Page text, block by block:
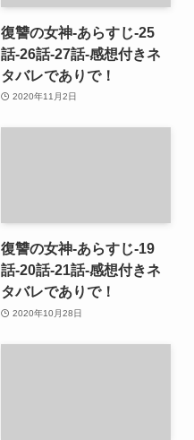
復讐の女神-あらすじ-25
話-26話-27話-感想付きネ
タバレでありで！
2020年11月2日
復讐の女神-あらすじ-19
話-20話-21話-感想付きネ
タバレでありで！
2020年10月28日